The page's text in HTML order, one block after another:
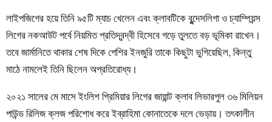
লাইপজিগের হয়ে তিনি ৯৫টি ম্যাচ খেলেন এবং ক্লাবটিকে বুন্দেসলিগা ও চ্যাম্পিয়ন্স
লিগের নকআউট পর্বে নিয়মিত প্রতিদ্বন্দ্বী হিসেবে গড়ে তুলতে বড় ভূমিকা রাখেন।
তবে জার্মানিতে থাকার শেষ দিকে পেশির ইনজুরি তাকে কিছুটা ভুগিয়েছিল, কিন্তু
মাঠে নামলেই তিনি ছিলেন অপ্রতিরোধ্য।
২০২১ সালের মে মাসে ইংলিশ প্রিমিয়ার লিগের জায়ান্ট ক্লাব লিভারপুল ৩৬ মিলিয়ন
পাউন্ড রিলিজ ক্লজ পরিশোধ করে ইব্রাহিমা কোনাতেকে দলে ভেড়ায়। তৎকালীন